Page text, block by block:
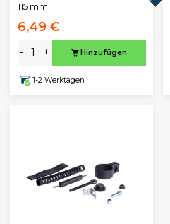
115 mm.
6,49 €
- + Hinzufügen
1-2 Werktagen